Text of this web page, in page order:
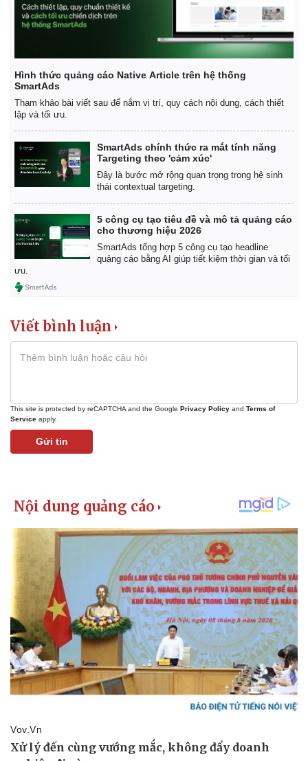
Bất động sản
Khởi nghiệp
Giá vàng
Tiêu dùng
Hình thức quảng cáo Native Article trên hệ thống
SmartAds
Tham khảo bài viết sau để nắm vị trí, quy cách nội dung, cách thiết
lập và tối ưu.
SmartAds chính thức ra mắt tính năng
Targeting theo 'cảm xúc'
Đây là bước mở rộng quan trọng trong hệ sinh
thái contextual targeting.
5 công cụ tạo tiêu đề và mô tả quảng cáo
cho thương hiệu 2026
SmartAds tổng hợp 5 công cụ tạo headline
quảng cáo bằng AI giúp tiết kiệm thời gian và tối
ưu.
Viết bình luận
This site is protected by reCAPTCHA and the Google Privacy Policy and Terms of
Service apply.
Gửi tin